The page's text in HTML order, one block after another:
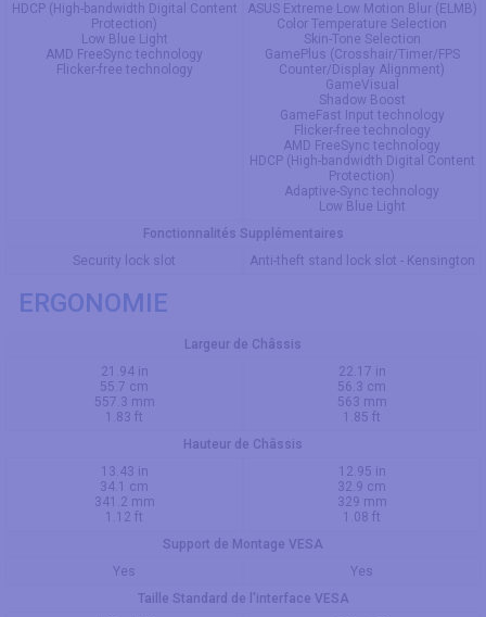
HDCP (High-bandwidth Digital Content
Protection)
Low Blue Light
AMD FreeSync technology
Flicker-free technology
ASUS Extreme Low Motion Blur (ELMB)
Color Temperature Selection
Skin-Tone Selection
GamePlus (Crosshair/Timer/FPS
Counter/Display Alignment)
GameVisual
Shadow Boost
GameFast Input technology
Flicker-free technology
AMD FreeSync technology
HDCP (High-bandwidth Digital Content
Protection)
Adaptive-Sync technology
Low Blue Light
Fonctionnalités Supplémentaires
Security lock slot
Anti-theft stand lock slot - Kensington
ERGONOMIE
Largeur de Châssis
21.94 in
55.7 cm
557.3 mm
1.83 ft
22.17 in
56.3 cm
563 mm
1.85 ft
Hauteur de Châssis
13.43 in
34.1 cm
341.2 mm
1.12 ft
12.95 in
32.9 cm
329 mm
1.08 ft
Support de Montage VESA
Yes
Yes
Taille Standard de l'interface VESA